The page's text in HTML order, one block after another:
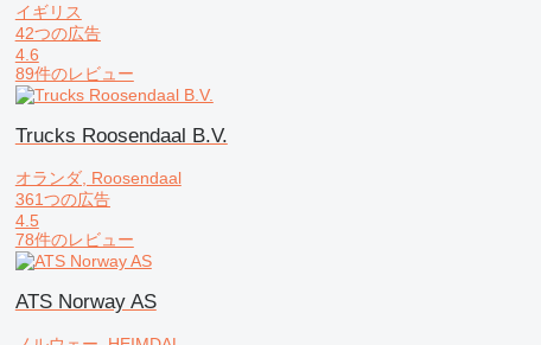
イギリス
42つの広告
4.6
89件のレビュー
Trucks Roosendaal B.V.
オランダ, Roosendaal
361つの広告
4.5
78件のレビュー
ATS Norway AS